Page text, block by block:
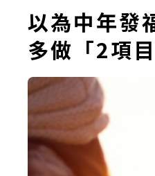
以為中年發
多做「2項